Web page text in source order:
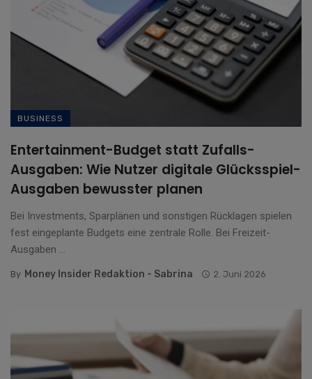
BUSINESS
Entertainment-Budget statt Zufalls-
Ausgaben: Wie Nutzer digitale Glücksspiel-
Ausgaben bewusster planen
Bei Investments, Sparplänen und sonstigen Rücklagen spielen
fest eingeplante Budgets eine zentrale Rolle. Bei Freizeit-
Ausgaben ...
By Money Insider Redaktion - Sabrina 2. Juni 2026